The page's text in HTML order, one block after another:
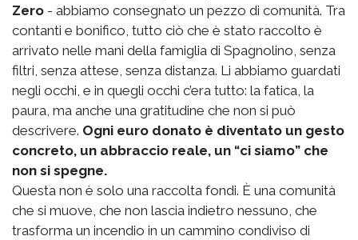
Zero - abbiamo consegnato un pezzo di comunità. Tra
contanti e bonifico, tutto ciò che è stato raccolto è
arrivato nelle mani della famiglia di Spagnolino, senza
filtri, senza attese, senza distanza. Li abbiamo guardati
negli occhi, e in quegli occhi c’era tutto: la fatica, la
paura, ma anche una gratitudine che non si può
descrivere. Ogni euro donato è diventato un gesto
concreto, un abbraccio reale, un “ci siamo” che
non si spegne.
Questa non è solo una raccolta fondi. È una comunità
che si muove, che non lascia indietro nessuno, che
trasforma un incendio in un cammino condiviso di